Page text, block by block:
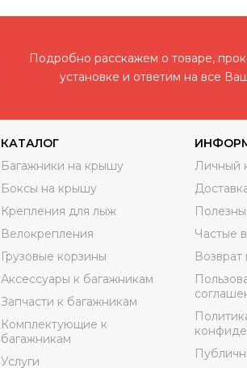
Подробно расскажем о товаре,
установке и ответим на все
КАТАЛОГ
Багажники на крышу
Боксы на крышу
Крепления для лыж
Велокрепления
Грузовые корзины
Аксессуары к багажникам
Запчасти к багажникам
Комплектующие к
багажникам
Услуги
Личный
Частые